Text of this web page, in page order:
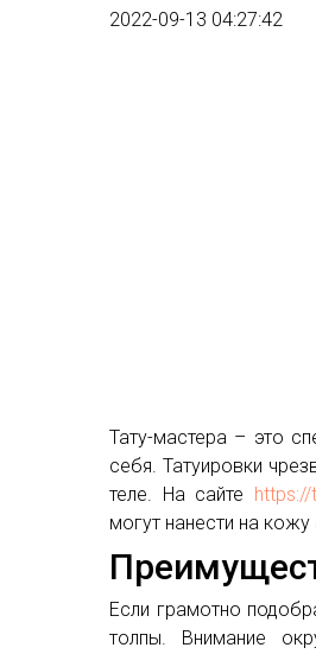
2022-09-13 04:27:42
Тату-мастера – это
себя. Татуировки
теле. На сайте
могут нанести на
Если грамотно
толпы. Внимание